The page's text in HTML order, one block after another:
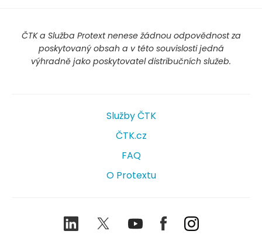
ČTK a Služba Protext nenese žádnou odpovědnost za
poskytovaný obsah a v této souvislosti jedná
výhradně jako poskytovatel distribučních služeb.
Služby ČTK
ČTK.cz
FAQ
O Protextu
LinkedIn TwitterYoutubeFacebookInstagram